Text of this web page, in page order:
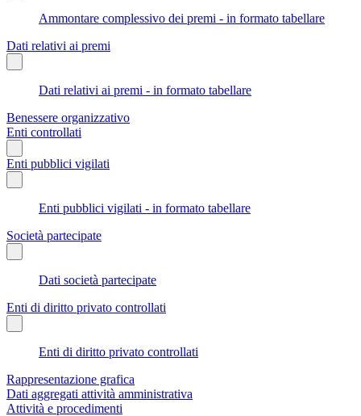
Ammontare complessivo dei premi - in formato tabellare
Dati relativi ai premi
Dati relativi ai premi - in formato tabellare
Benessere organizzativo
Enti controllati
Enti pubblici vigilati
Enti pubblici vigilati - in formato tabellare
Società partecipate
Dati società partecipate
Enti di diritto privato controllati
Enti di diritto privato controllati
Rappresentazione grafica
Dati aggregati attività amministrativa
Attività e procedimenti